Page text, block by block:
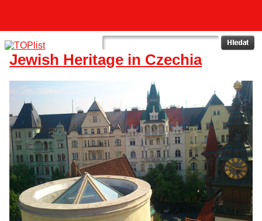
Jewish Heritage in Czechia